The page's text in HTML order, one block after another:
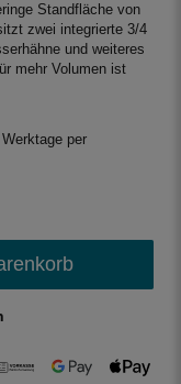
Standfläche von
zwei integrierte 3/4
und weiteres
mehr Volumen ist
per